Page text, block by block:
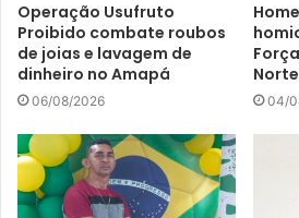
Operação Usufruto
Proibido combate roubos
de joias e lavagem de
dinheiro no Amapá
06/08/2026 04/